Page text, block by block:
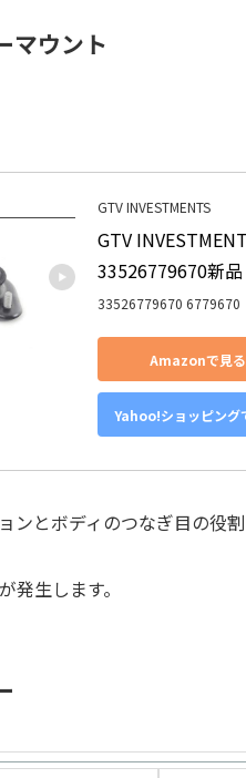
マウント
GTV INVESTMENTS
GTV
33526779670新品
33526779670 6779670
Amazonで見る
Yahoo!ショッピング
ンとボディのつなぎ目の役
発生します。